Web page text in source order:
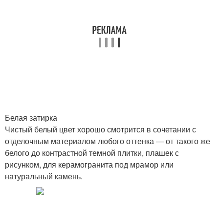
Затирки для чёрной
плитки
плитки
Белая затирка
Чистый белый цвет хорошо смотрится в сочетании с
отделочным материалом любого оттенка — от такого же
белого до контрастной темной плитки, плашек с
рисунком, для керамогранита под мрамор или
натуральный камень.